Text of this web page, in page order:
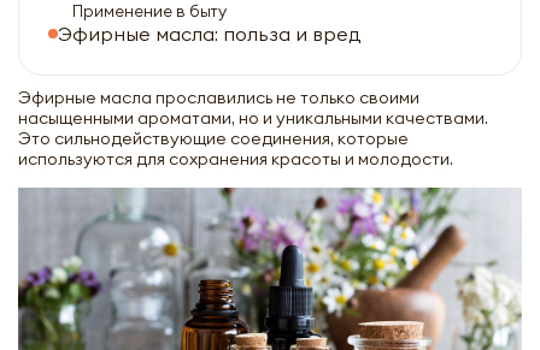
Эфирные масла прославились не только своими
насыщенными ароматами, но и уникальными качествами.
Это сильнодействующие соединения, которые
используются для сохранения красоты и молодости.
Применение в быту
Эфирные масла: польза и вред